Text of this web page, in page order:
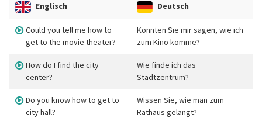
Englisch Deutsch
Could you tell me how to
get to the movie theater?
Könnten Sie mir sagen, wie ich
zum Kino komme?
How do I find the city
center?
Wie finde ich das
Stadtzentrum?
Do you know how to get to
city hall?
Wissen Sie, wie man zum
Rathaus gelangt?